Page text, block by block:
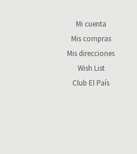
Mi cuenta
Mis compras
Mis direcciones
Wish List
Club El País